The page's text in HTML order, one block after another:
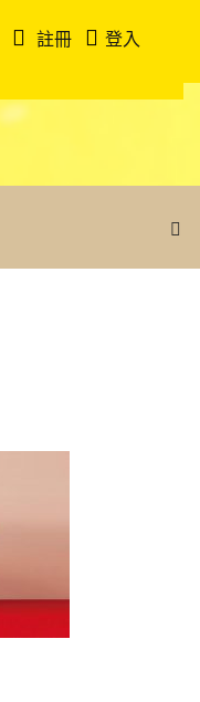
註冊 登入